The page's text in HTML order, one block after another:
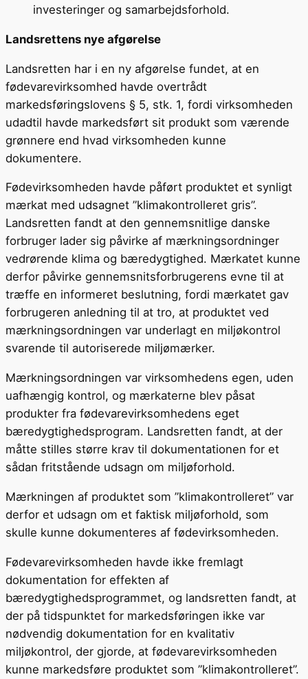
investeringer og samarbejdsforhold.
Landsrettens nye afgørelse
Landsretten har i en ny afgørelse fundet, at en
fødevarevirksomhed havde overtrådt
markedsføringslovens § 5, stk. 1, fordi virksomheden
udadtil havde markedsført sit produkt som værende
grønnere end hvad virksomheden kunne
dokumentere.
Fødevirksomheden havde påført produktet et synligt
mærkat med udsagnet ”klimakontrolleret gris”.
Landsretten fandt at den gennemsnitlige danske
forbruger lader sig påvirke af mærkningsordninger
vedrørende klima og bæredygtighed. Mærkatet kunne
derfor påvirke gennemsnitsforbrugerens evne til at
træffe en informeret beslutning, fordi mærkatet gav
forbrugeren anledning til at tro, at produktet ved
mærkningsordningen var underlagt en miljøkontrol
svarende til autoriserede miljømærker.
Mærkningsordningen var virksomhedens egen, uden
uafhængig kontrol, og mærkaterne blev påsat
produkter fra fødevarevirksomhedens eget
bæredygtighedsprogram. Landsretten fandt, at der
måtte stilles større krav til dokumentationen for et
sådan fritstående udsagn om miljøforhold.
Mærkningen af produktet som ”klimakontrolleret” var
derfor et udsagn om et faktisk miljøforhold, som
skulle kunne dokumenteres af fødevirksomheden.
Fødevarevirksomheden havde ikke fremlagt
dokumentation for effekten af
bæredygtighedsprogrammet, og landsretten fandt, at
der på tidspunktet for markedsføringen ikke var
nødvendig dokumentation for en kvalitativ
miljøkontrol, der gjorde, at fødevarevirksomheden
kunne markedsføre produktet som ”klimakontrolleret”.